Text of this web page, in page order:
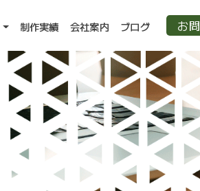
制作実績 会社案内 ブログ お